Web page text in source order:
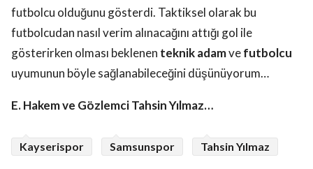
futbolcu olduğunu gösterdi. Taktiksel olarak bu
futbolcudan nasıl verim alınacağını attığı gol ile
gösterirken olması beklenen teknik adamvefutbolcu
uyumunun böyle sağlanabileceğini düşünüyorum…
E. Hakem ve Gözlemci Tahsin Yılmaz…
Kayserispor Samsunspor Tahsin Yılmaz